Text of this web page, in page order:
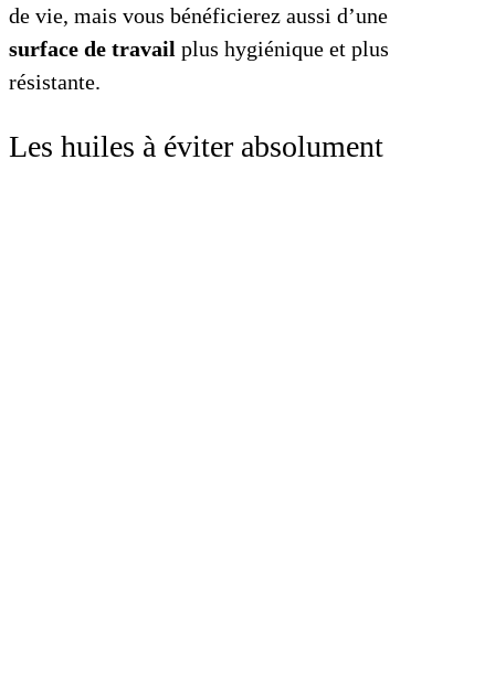
de vie, mais vous bénéficierez aussi d’une
surface de travail plus hygiénique et plus
résistante.
Les huiles à éviter absolument